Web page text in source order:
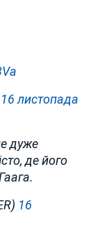
16 листопада
дуже
де його
16